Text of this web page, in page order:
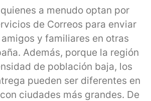
a menudo optan por
de Correos para enviar
y familiares en otras
Además, porque la región
de población baja, los
pueden ser diferentes en
ciudades más grandes. De